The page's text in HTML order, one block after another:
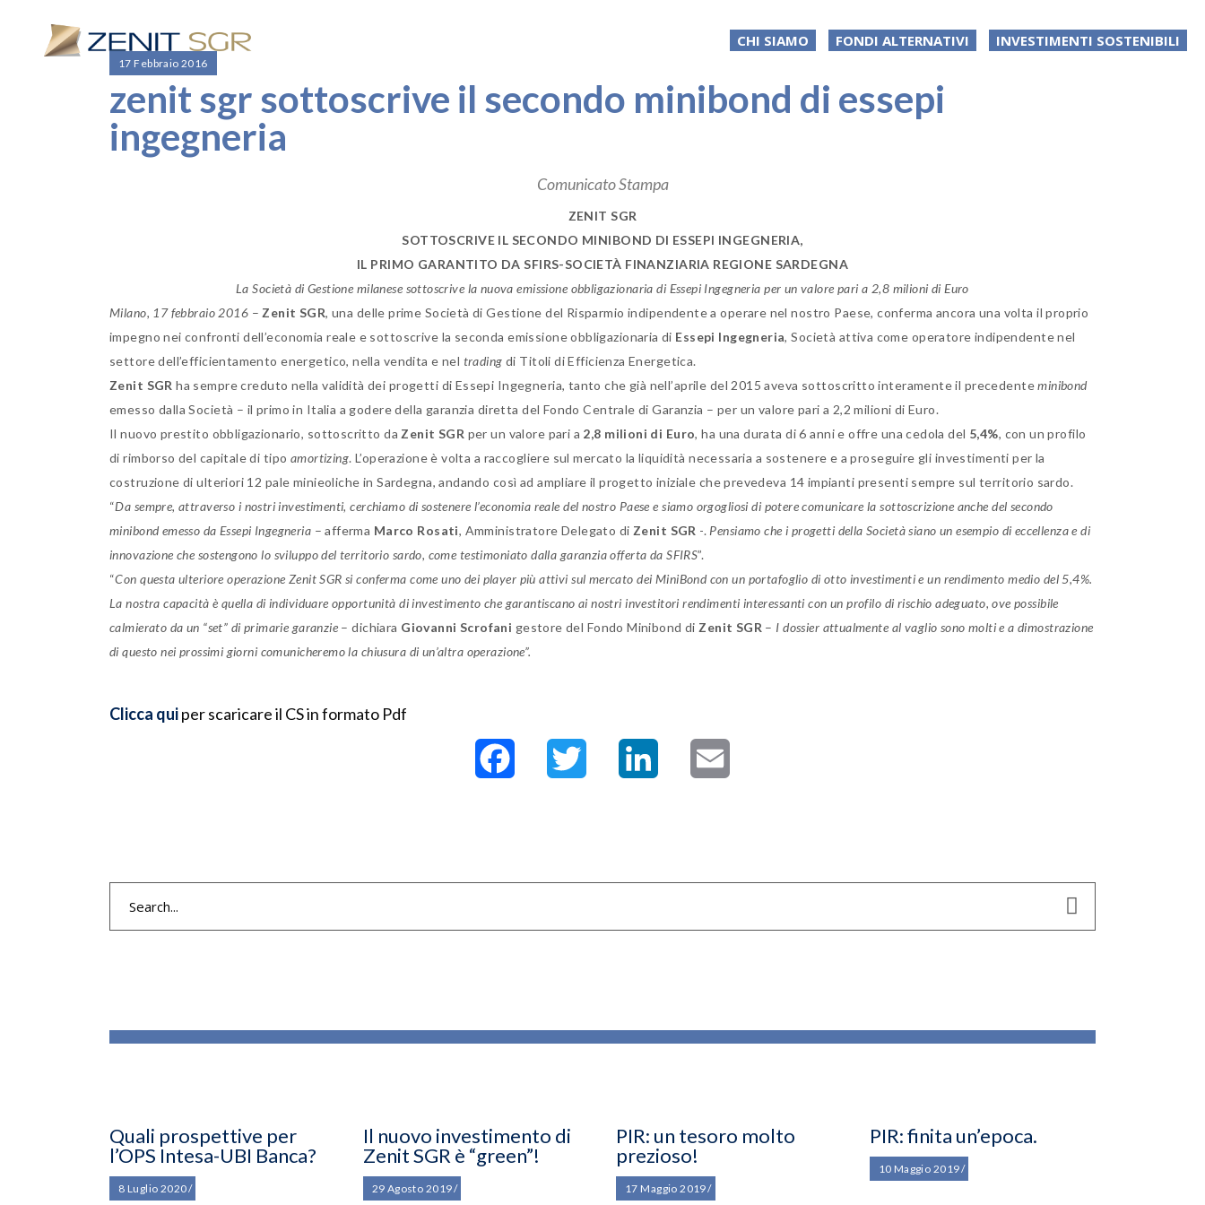
CHI SIAMO FONDI ALTERNATIVI INVESTIMENTI SOSTENIBILI
17 Febbraio 2016
zenit sgr sottoscrive il secondo minibond di essepi
ingegneria
Comunicato Stampa
ZENIT SGR
SOTTOSCRIVE IL SECONDO MINIBOND DI ESSEPI INGEGNERIA,
IL PRIMO GARANTITO DASFIRS-SOCIETÀ FINANZIARIA REGIONE SARDEGNA
La Società di Gestione milanese sottoscrive la nuova emissione obbligazionaria di Essepi Ingegneria per un valore pari a 2,8 milioni di Euro
Milano, 17 febbraio 2016 – Zenit SGR, una delle prime Società di Gestione del Risparmio indipendente a operare nel nostro Paese, conferma ancora una volta il proprio
impegno nei confronti dell’economia reale e sottoscrive la seconda emissione obbligazionaria di Essepi Ingegneria, Società attiva come operatore indipendente nel
settore dell’efficientamento energetico, nella vendita e nel trading di Titoli di Efficienza Energetica.
Zenit SGRha sempre creduto nella validità dei progetti di Essepi Ingegneria, tanto che già nell’aprile del 2015 aveva sottoscritto interamente il precedenteminibond
emesso dalla Società – il primo in Italia a godere della garanzia diretta del Fondo Centrale di Garanzia – per un valore pari a 2,2 milioni di Euro.
Il nuovo prestito obbligazionario, sottoscritto da Zenit SGR per un valore pari a 2,8 milioni di Euro, ha una durata di 6 anni e offre una cedola del 5,4%, con un profilo
di rimborso del capitale di tipo amortizing. L’operazione è volta a raccogliere sul mercato la liquidità necessaria a sostenere e a proseguire gli investimenti per la
costruzione di ulteriori 12 pale minieoliche in Sardegna, andando così ad ampliare il progetto iniziale che prevedeva 14 impianti presenti sempre sul territorio sardo.
“Da sempre, attraverso i nostri investimenti, cerchiamo di sostenere l’economia reale del nostro Paese e siamo orgogliosi di potere comunicare la sottoscrizione anche del secondo
minibond emesso da Essepi Ingegneria – afferma Marco Rosati, Amministratore Delegato di Zenit SGR -. Pensiamo che i progetti della Società siano un esempio di eccellenza e di
innovazione che sostengono lo sviluppo del territorio sardo, come testimoniato dalla garanzia offerta da SFIRS”.
“Con questa ulteriore operazione Zenit SGR si conferma come uno dei player più attivi sul mercato dei MiniBond con un portafoglio di otto investimenti e un rendimento medio del 5,4%.
La nostra capacità è quella di individuare opportunità di investimento che garantiscano ai nostri investitori rendimenti interessanti con un profilo di rischio adeguato, ove possibile
calmierato da un “set” di primarie garanzie – dichiara Giovanni Scrofani gestore del Fondo Minibond di Zenit SGR – I dossier attualmente al vaglio sono molti e a dimostrazione
di questo nei prossimi giorni comunicheremo la chiusura di un’altra operazione”.
Clicca quiper scaricare il CS in formato Pdf
Facebook Twitter LinkedIn
Quali prospettive per
l’OPS Intesa-UBI Banca?
8 Luglio 2020
Il nuovo investimento di
Zenit SGR è “green”!
29 Agosto 2019
PIR: un tesoro molto
prezioso!
17 Maggio 2019
PIR: finita un’epoca.
10 Maggio 2019